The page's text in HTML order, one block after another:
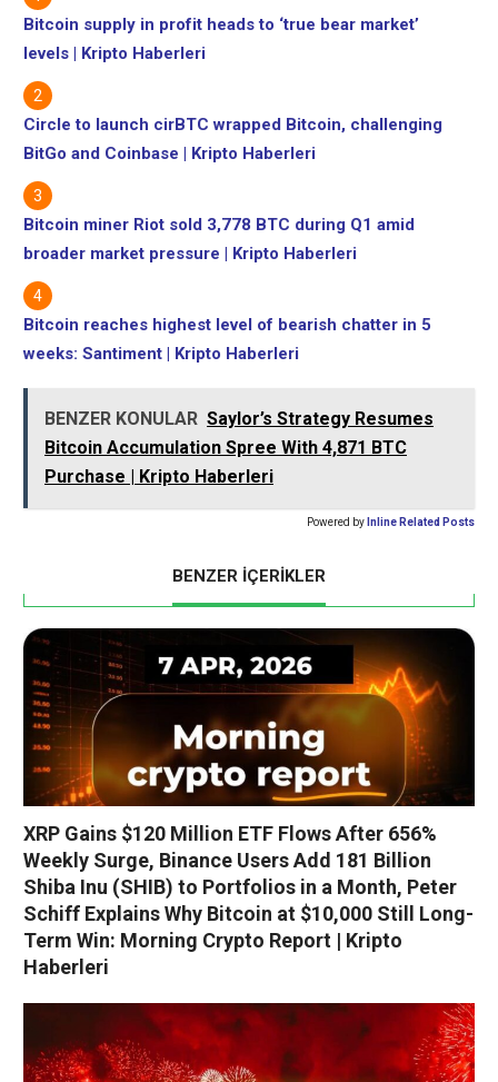
Bitcoin supply in profit heads to ‘true bear market’
levels | Kripto Haberleri
Circle to launch cirBTC wrapped Bitcoin, challenging
BitGo and Coinbase | Kripto Haberleri
Bitcoin miner Riot sold 3,778 BTC during Q1 amid
broader market pressure | Kripto Haberleri
Bitcoin reaches highest level of bearish chatter in 5
weeks: Santiment | Kripto Haberleri
BENZER KONULAR Saylor’s Strategy Resumes
Bitcoin Accumulation Spree With 4,871 BTC
Purchase | Kripto Haberleri
Powered by Inline Related Posts
BENZER İÇERİKLER
XRP Gains $120 Million ETF Flows After 656%
Weekly Surge, Binance Users Add 181 Billion
Shiba Inu (SHIB) to Portfolios in a Month, Peter
Schiff Explains Why Bitcoin at $10,000 Still Long-
Term Win: Morning Crypto Report | Kripto
Haberleri